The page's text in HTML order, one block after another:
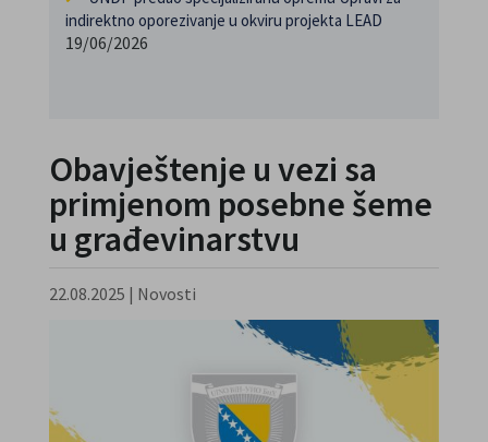
indirektno oporezivanje u okviru projekta LEAD
19/06/2026
Obavještenje u vezi sa
primjenom posebne šeme
u građevinarstvu
22.08.2025 | Novosti